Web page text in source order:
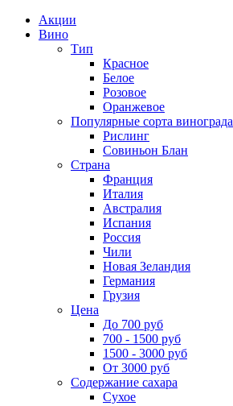
Акции
Вино
Тип
Красное
Белое
Розовое
Оранжевое
Популярные сорта винограда
Рислинг
Совиньон Блан
Страна
Франция
Италия
Австралия
Испания
Россия
Чили
Новая Зеландия
Германия
Грузия
Цена
До 700 руб
700 - 1500 руб
1500 - 3000 руб
От 3000 руб
Содержание сахара
Сухое